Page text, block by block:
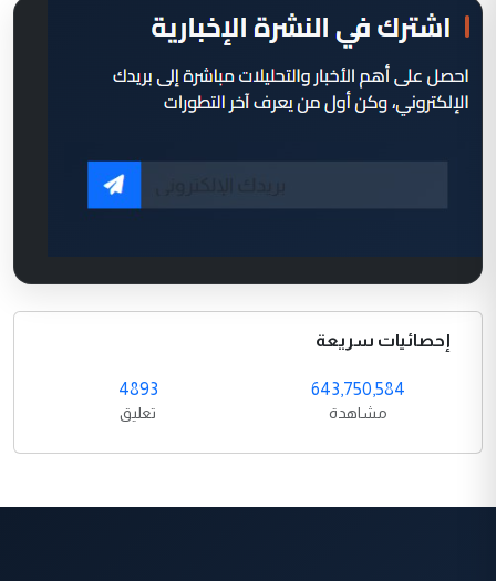
إحصائيات سريعة
643,750,584
مشاهدة
4893
تعليق